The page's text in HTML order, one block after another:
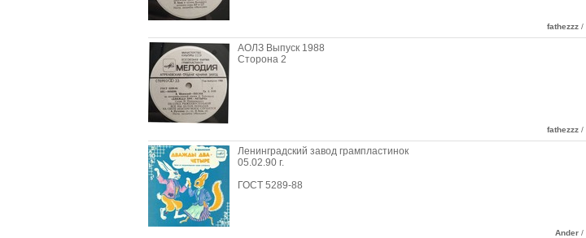
fathezzz /
АОЛЗ Выпуск 1988
Сторона 2
fathezzz /
Ленинградский завод грампластинок
05.02.90 г.
ГОСТ 5289-88
Ander /